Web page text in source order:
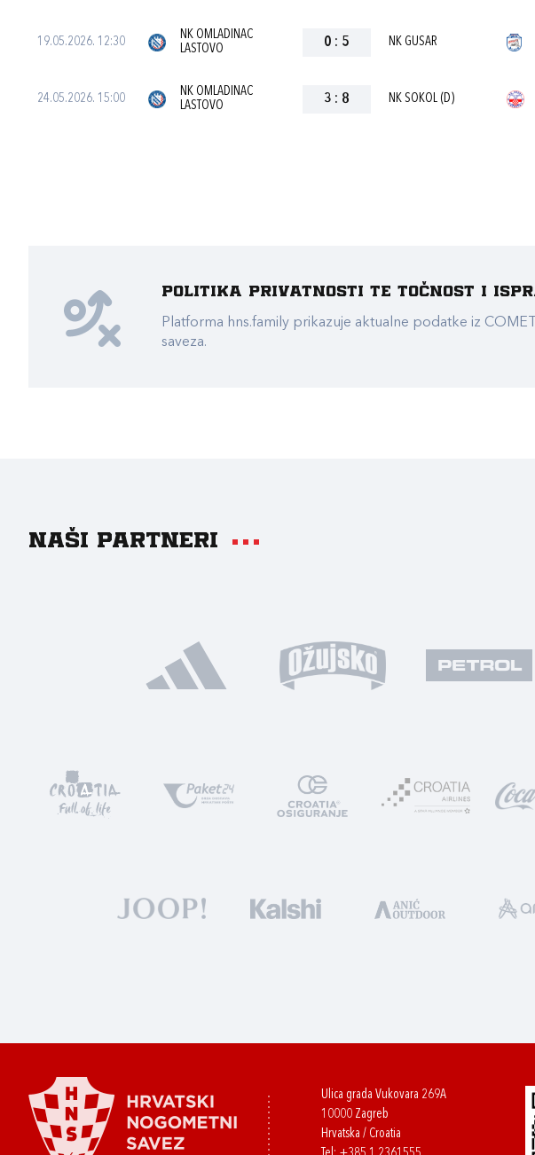
19.05.2026. 12:30
NK OMLADINAC
LASTOVO
0 : 5 NK GUSAR
24.05.2026. 15:00
NK OMLADINAC
LASTOVO
3 : 8 NK SOKOL (D)
Politika privatnosti te točnost i
Platforma hns.family prikazuje aktualne podatke iz
saveza.
Naši partneri
Ulica grada Vukovara 269A
10000 Zagreb
Hrvatska / Croatia